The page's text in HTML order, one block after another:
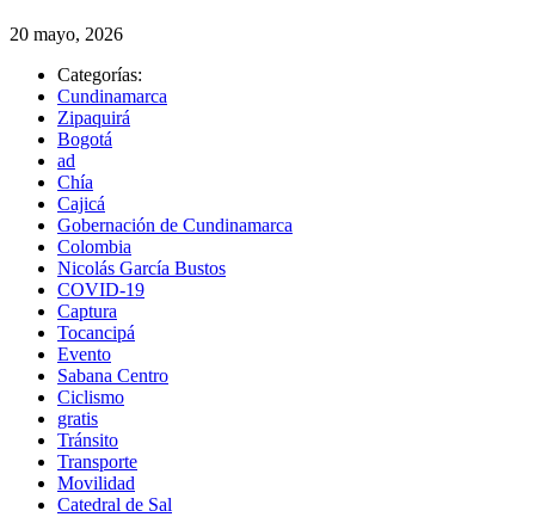
20 mayo, 2026
Categorías:
Cundinamarca
Zipaquirá
Bogotá
ad
Chía
Cajicá
Gobernación de Cundinamarca
Colombia
Nicolás García Bustos
COVID-19
Captura
Tocancipá
Evento
Sabana Centro
Ciclismo
gratis
Tránsito
Transporte
Movilidad
Catedral de Sal